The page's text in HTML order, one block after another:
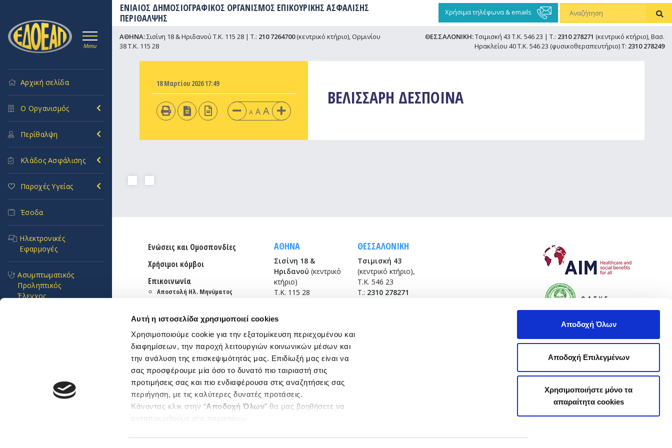
Αυτή η ιστοσελίδα χρησιμοποιεί cookies
Χρησιμοποιούμε cookie για την εξατομίκευση περιεχομένου και
διαφημίσεων, την παροχή λειτουργιών κοινωνικών μέσων και
την ανάλυση της επισκεψιμότητάς μας. Επιδίωξή μας είναι να
σας προσφέρουμε μία όσο το δυνατό πιο ταιριαστή στις
προτιμήσεις σας και πιο ενδιαφέρουσα στις αναζητήσεις σας
περιήγηση, με τις καλύτερες δυνατές προτάσεις.
Κάνοντας κλικ στην “Αποδοχή Όλων” θα μας βοηθήσετε να
ανταποκριθούμε στα παραπάνω.
Αποδοχή Όλων
Αποδοχή Επιλεγμένων
Χρησιμοποιήστε μόνο τα
απαραίτητα cookies
ΕΝΙΑΙΟΣ ΔΗΜΟΣΙΟΓΡΑΦΙΚΟΣ ΟΡΓΑΝΙΣΜΟΣ ΕΠΙΚΟΥΡΙΚΗΣ ΑΣΦΑΛΙΣΗΣ
ΠΕΡΙΘΑΛΨΗΣ
Χρήσιμα τηλέφωνα & emails
Menu
Αρχική σελίδα
Ο Οργανισμός
Περίθαλψη
Κλάδος Ασφάλισης
Παροχές Υγείας
Έσοδα
Ηλεκτρονικές
Εφαρμογές
Ασυμπτωματικός
Προληπτικός
Έλεγχος
Διαγωνισμοί
ΑΘΗΝΑ:Σισίνη 18 & Ηριδανού Τ.Κ. 115 28 | Τ.: 210 7264700(κεντρικό κτήριο), Ορμινίου
38 Τ.Κ. 115 28
ΘΕΣΣΑΛΟΝΙΚΗ:Τσιμισκή 43 Τ.Κ. 546 23 | Τ.: 2310 278271 (κεντρικό κτήριο), Βασ.
Ηρακλείου 40 Τ.Κ. 546 23 (φυσικοθεραπευτήριο) Τ: 2310 278249
18 Μαρτίου 2026 17:49
A A A
ΒΕΛΙΣΣΑΡΗ ΔΕΣΠΟΙΝΑ
Ενώσεις και Ομοσπονδίες
Χρήσιμοι κόμβοι
Επικοινωνία
Αποστολή Ηλ. Μηνύματος
Βρείτε μας εδώ
Αθήνα
Θεσσαλονίκη
Sitemap
ΑΘΗΝΑ
Σισίνη 18 &
Ηριδανού (κεντρικό
κτήριο)
Τ.Κ. 115 28
Ορμινίου 38
Τ.Κ. 115 28
ΘΕΣΣΑΛΟΝΙΚΗ
Τσιμισκή 43
(κεντρικό κτήριο),
Τ.Κ. 546 23
T.: 2310 278271
Copyright © 2026 ΕΔΟΕΑΠ. All Rights Reserved.